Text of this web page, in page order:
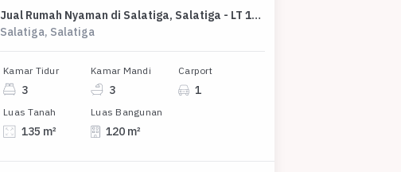
Jual Rumah Nyaman di Salatiga, Salatiga - LT 135m²
Salatiga, Salatiga
Kamar Tidur
3
Kamar Mandi
3
Carport
1
Luas Tanah
135 m²
Luas Bangunan
120 m²